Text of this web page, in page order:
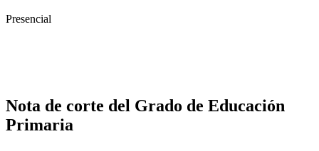
Presencial
Nota de corte del Grado de Educación
Primaria